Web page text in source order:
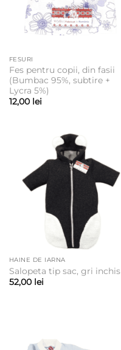
FESURI
Fes pentru copii, din fasii
(Bumbac 95%, subtire +
Lycra 5%)
12,00 lei
HAINE DE IARNA
Salopeta tip sac, gri inchis
52,00 lei